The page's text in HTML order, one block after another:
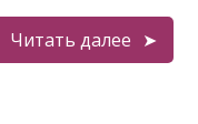
Читать далее